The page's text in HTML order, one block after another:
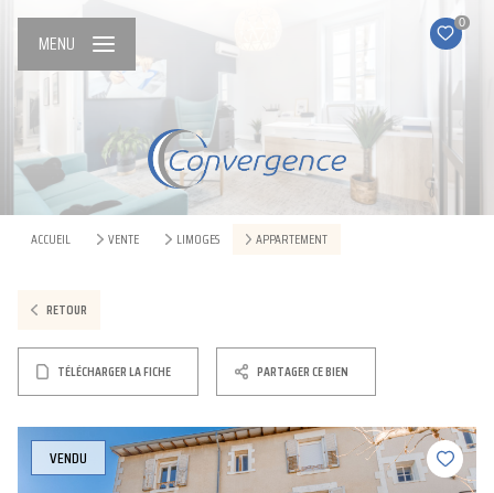
0
MENU
ACCUEIL VENTE LIMOGES APPARTEMENT
RETOUR
TÉLÉCHARGER LA FICHE PARTAGER CE BIEN
VENDU